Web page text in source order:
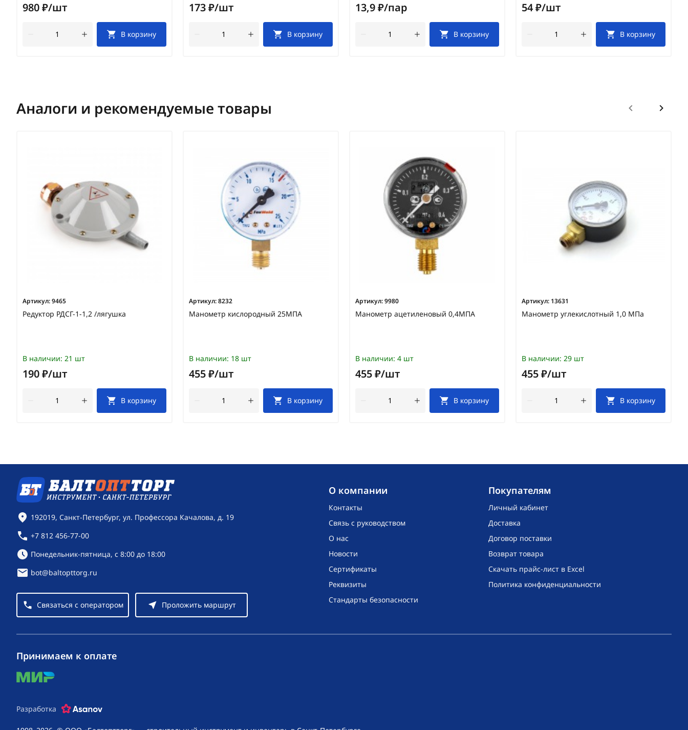
980 ₽/шт
В корзину
173 ₽/шт
В корзину
13,9 ₽/пар
В корзину
54 ₽/шт
В корзину
Аналоги и рекомендуемые товары
Артикул:9465
Редуктор РДСГ-1-1,2 /лягушка
В наличии: 21 шт
190 ₽/шт
В корзину
Артикул:8232
Манометр кислородный 25МПА
В наличии: 18 шт
455 ₽/шт
В корзину
Артикул:9980
Манометр ацетиленовый 0,4МПА
В наличии: 4 шт
455 ₽/шт
В корзину
Артикул: 13631
Манометр углекислотный 1,0 МПа
В наличии: 29 шт
455 ₽/шт
В корзину
O компании
Контакты
Связь с руководством
О нас
Новости
Сертификаты
Реквизиты
Стандарты безопасности
Покупателям
Личный кабинет
Доставка
Договор поставки
Возврат товара
Скачать прайс-лист в Excel
Политика конфиденциальности
Контактная информация
192019, Санкт-Петербург, ул. Профессора Качалова, д. 19
+7 812 456-77-00
Режим работы:
Понедельник-пятница, с 8:00 до 18:00
bot@baltopttorg.ru
Связаться с оператором Проложить маршрут
Принимаем к оплате
mir
Разработка